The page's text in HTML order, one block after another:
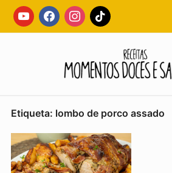
Skipyoutubefacebookinstagram
tiktok
Etiqueta: lombo de porco assado